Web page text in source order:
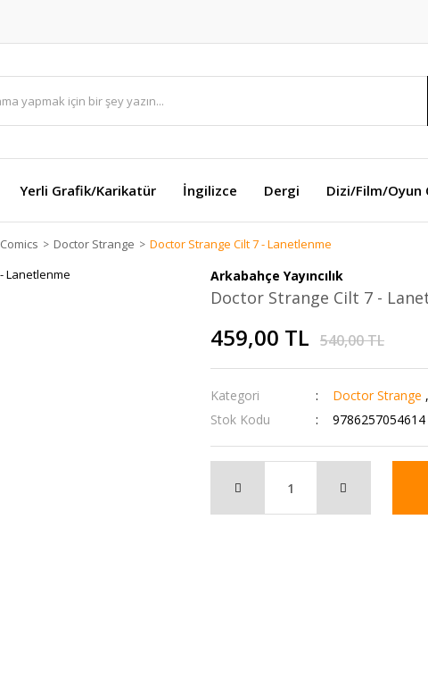
Yerli Grafik/Karikatür İngilizce Dergi Dizi/Film/Oyun
Doctor Strange Doctor Strange Cilt 7 - Lanetlenme
Arkabahçe Yayıncılık
Doctor Strange Cilt 7 -
459,00 TL 540,00 TL
Kategori Doctor Strange ,
Stok Kodu
9786257054614